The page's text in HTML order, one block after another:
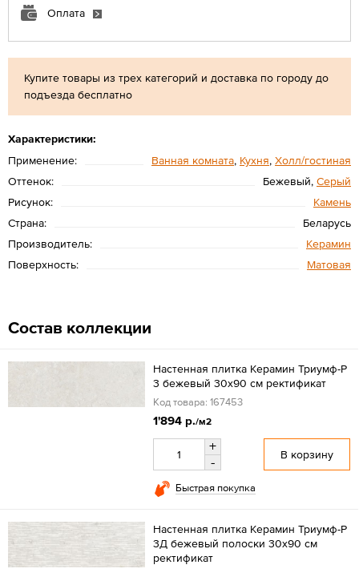
Купите товары из трех категорий и доставка по городу до
подъезда бесплатно
Характеристики:
Применение:
Ванная комната, Кухня, Холл/гостиная
Оттенок:
Бежевый, Серый
Рисунок:
Камень
Страна:
Беларусь
Производитель:
Керамин
Поверхность:
Матовая
Оплата
Состав коллекции
Настенная плитка Керамин Триумф-Р
3 бежевый 30x90 см ректификат
Код товара: 167453
1'894 р./м2
+
-
В корзину
Быстрая покупка
Настенная плитка Керамин Триумф-Р
3Д бежевый полоски 30x90 см
ректификат